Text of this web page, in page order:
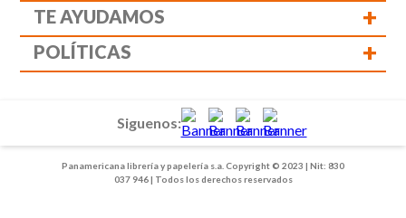
TE AYUDAMOS +
POLÍTICAS +
Panamericana librería y papelería s.a. Copyright © 2023 | Nit: 830
037 946 | Todos los derechos reservados
Siguenos: